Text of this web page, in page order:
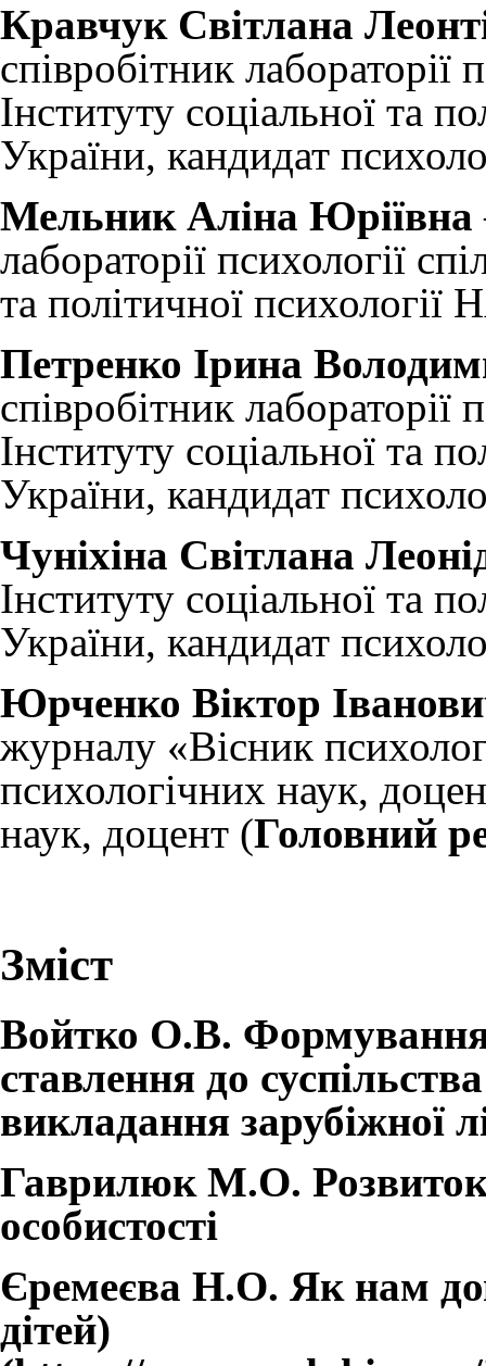
Кравчук Світлана
співробітник лабораторії
Інституту соціальної та
України, кандидат
Мельник Аліна Юріївна
лабораторії психології
та політичної
Петренко Ірина
співробітник лабораторії
Інституту соціальної та
України, кандидат
Чуніхіна Світлана
Інституту соціальної та
України, кандидат
Юрченко Віктор
журналу «Вісник
психологічних наук,
наук, доцент (Головний
Зміст
Войтко О.В. Формування
ставлення до
викладання зарубіжної
Гаврилюк М.О. Розвиток
особистості
Єремеєва Н.О. Як нам
дітей)